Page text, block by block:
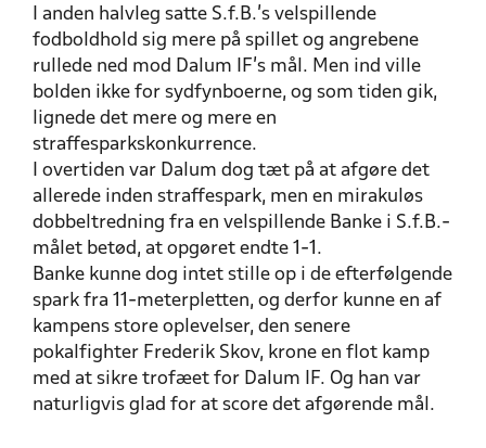
I anden halvleg satte S.f.B.’s velspillende
fodboldhold sig mere på spillet og angrebene
rullede ned mod Dalum IF’s mål. Men ind ville
bolden ikke for sydfynboerne, og som tiden gik,
lignede det mere og mere en
straffesparkskonkurrence.
I overtiden var Dalum dog tæt på at afgøre det
allerede inden straffespark, men en mirakuløs
dobbeltredning fra en velspillende Banke i S.f.B.-
målet betød, at opgøret endte 1-1.
Banke kunne dog intet stille op i de efterfølgende
spark fra 11-meterpletten, og derfor kunne en af
kampens store oplevelser, den senere
pokalfighter Frederik Skov, krone en flot kamp
med at sikre trofæet for Dalum IF. Og han var
naturligvis glad for at score det afgørende mål.